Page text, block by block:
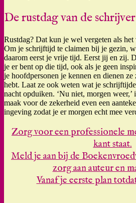
De rustdag van de schrijver
Rustdag? Dat kun je wel vergeten als
Om je schrijftijd te claimen bij je gezin,
daarom eerst je vrije tijd. Eerst jij en zij.
je er bent op die tijd, ook als je geen
je hoofdpersonen je kennen en dienen
hebt. Laat ze ook weten wat je
nacht opduiken. ‘Nu niet, morgen weer,’
maak voor de zekerheid even een
ingeving zodat je er morgen echt mee
Zorg voor een professionele
kant staat.
Meld je aan bij de
zorg aan auteur en
Vanaf je eerste plan